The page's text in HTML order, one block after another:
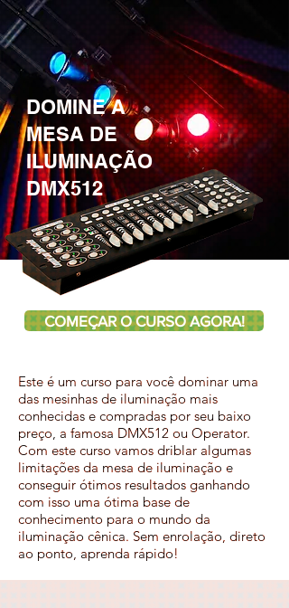
DOMINE A
MESA DE
ILUMINAÇÃO
DMX512
COMEÇAR O CURSO AGORA!
Este é um curso para você dominar uma
das mesinhas de iluminação mais
conhecidas e compradas por seu baixo
preço, a famosa DMX512 ou Operator.
Com este curso vamos driblar algumas
limitações da mesa de iluminação e
conseguir ótimos resultados ganhando
com isso uma ótima base de
conhecimento para o mundo da
iluminação cênica. Sem enrolação, direto
ao ponto, aprenda rápido!